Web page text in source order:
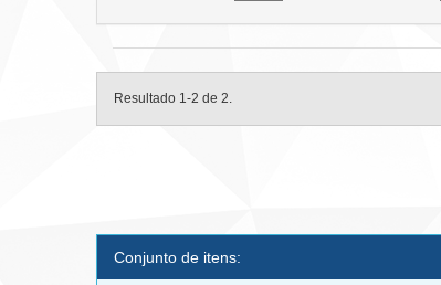
Resultado 1-2 de 2.
Conjunto de itens: